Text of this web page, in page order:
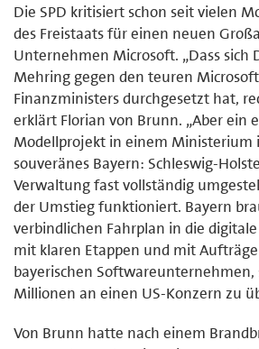
Die SPD kritisiert schon seit vielen
des Freistaats für einen neuen
Unternehmen Microsoft. „Dass sich
Mehring gegen den teuren
Finanzministers durchgesetzt hat,
erklärt Florian von Brunn. „Aber ein
Modellprojekt in einem Ministerium
souveränes Bayern: Schleswig-
Verwaltung fast vollständig
der Umstieg funktioniert. Bayern
verbindlichen Fahrplan in die
mit klaren Etappen und mit
bayerischen
Millionen an einen US-Konzern zu
Von Brunn hatte nach einem